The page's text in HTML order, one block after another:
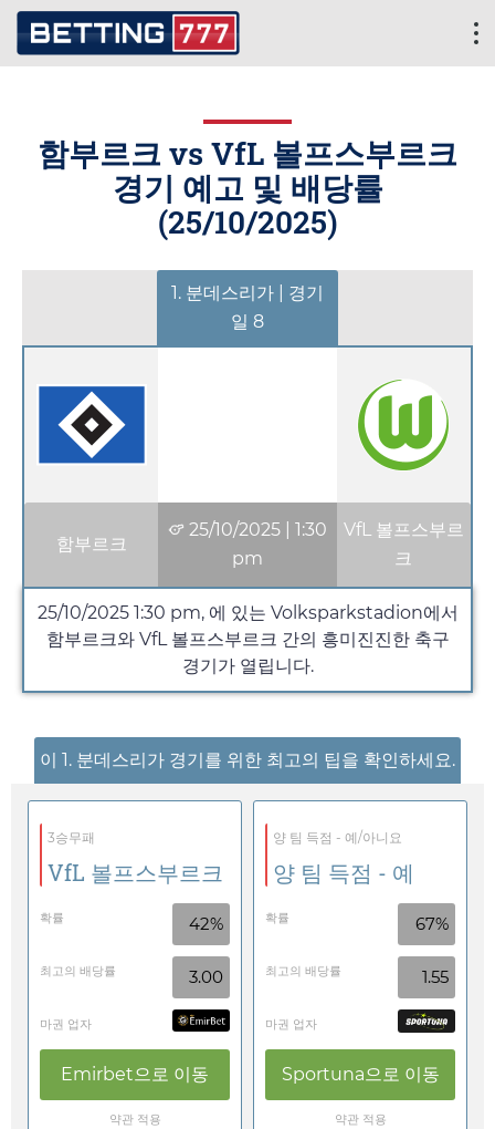
함부르크 vs VfL 볼프스부르크
경기 예고 및 배당률
(25/10/2025)
1. 분데스리가 | 경기
일 8
함부르크
25/10/2025| 1:30
pm
VfL 볼프스부르
크
25/10/2025 1:30 pm, 에 있는 Volksparkstadion에서
함부르크와 VfL 볼프스부르크 간의 흥미진진한 축구
경기가 열립니다.
이 1. 분데스리가 경기를 위한 최고의 팁을 확인하세요.
3승무패
VfL 볼프스부르크
확률 42%
최고의 배당률 3.00
마권 업자
Emirbet으로 이동
약관 적용
양 팀 득점 - 예/아니요
양 팀 득점 - 예
확률 67%
최고의 배당률 1.55
마권 업자
Sportuna으로 이동
약관 적용